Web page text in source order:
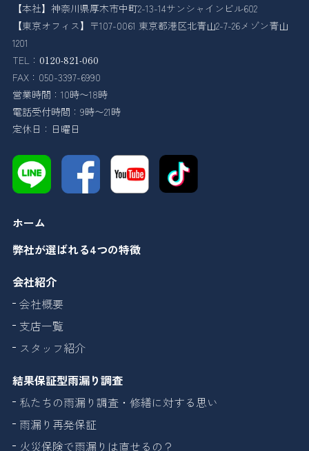
【本社】神奈川県厚木市中町2-13-14サンシャインビル602
【東京オフィス】〒107-0061 東京都港区北青山2-7-26メゾン青山
1201
TEL： 0120-821-060
FAX：050-3397-6990
営業時間：10時〜18時
電話受付時間：9時〜21時
定休日：日曜日
ホーム
弊社が選ばれる4つの特徴
会社紹介
会社概要
支店一覧
スタッフ紹介
結果保証型雨漏り調査
私たちの雨漏り調査・修繕に対する思い
雨漏り再発保証
火災保険で雨漏りは直せるの？